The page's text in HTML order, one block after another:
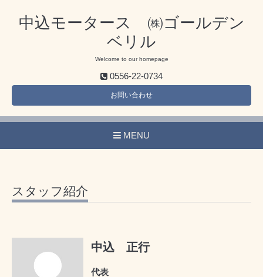
中込モータース ㈱ゴールデン
ベリル
Welcome to our homepage
0556-22-0734
お問い合わせ
MENU
スタッフ紹介
中込 正行
代表